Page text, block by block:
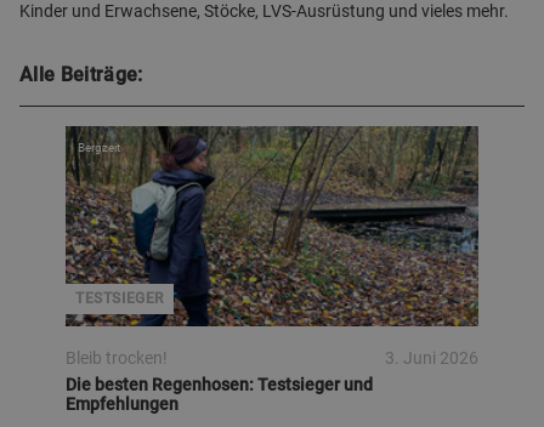
Kinder und Erwachsene, Stöcke, LVS-Ausrüstung und vieles mehr.
Alle Beiträge:
TESTSIEGER
Bergzeit
Bleib trocken!
3. Juni 2026
Die besten Regenhosen: Testsieger und
Empfehlungen